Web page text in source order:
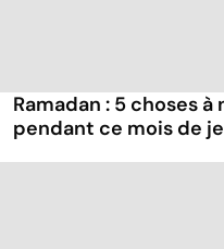
Ramadan : 5 choses
pendant ce mois de